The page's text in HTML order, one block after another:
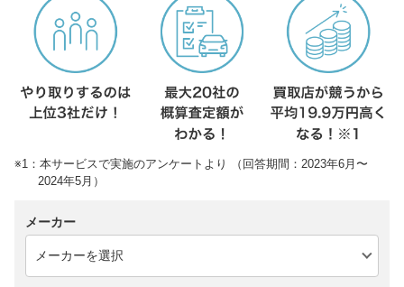
※1：本サービスで実施のアンケートより （回答期間：2023年6月〜
2024年5月）
メーカー